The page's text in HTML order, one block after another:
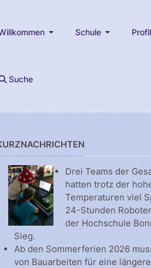
Schule Profil
Suche
Drei Teams der
hatten trotz der
Temperaturen viel
24-Stunden
der Hochschule
Sieg.
Ab den Sommerferien 2026
von Bauarbeiten für eine